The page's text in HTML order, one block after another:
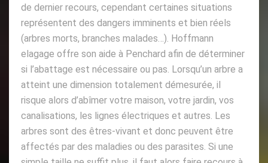
de dernier recours, cependant certaines situations
représentent des dangers imminents et bien réels
(arbres morts, branches malades…). Hoffmann
elagage offre son aide à Penchard afin de déterminer
si l’abattage est nécessaire ou pas. Lorsqu’un arbre a
atteint une dimension totalement démesurée, il
risque alors d’abîmer votre maison, votre jardin, vos
canalisations, les lignes électriques et autres. Les
arbres sont des êtres-vivant et donc peuvent être
affectés par des maladies ou des parasites. Si une